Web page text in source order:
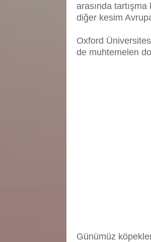
arasında
diğer kesim
Oxford
de muhtemelen
Günümüz